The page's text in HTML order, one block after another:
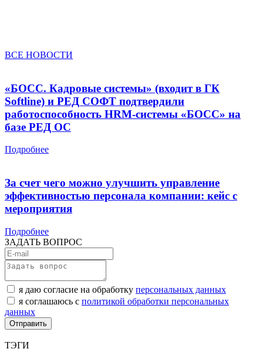
ВСЕ НОВОСТИ
«БОСС. Кадровые системы» (входит в ГК
Softline) и РЕД СОФТ подтвердили
работоспособность HRM-системы «БОСС» на
базе РЕД ОС
Подробнее
За счет чего можно улучшить управление
эффективностью персонала компании: кейс с
мероприятия
Подробнее
ЗАДАТЬ ВОПРОС
я даю согласие на обработку персональных данных
я соглашаюсь с политикой обработки персональных
данных
ТЭГИ